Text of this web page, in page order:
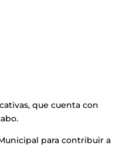
que cuenta con
para contribuir a